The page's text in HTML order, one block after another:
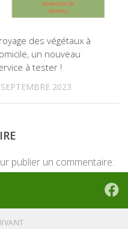
des végétaux à
un nouveau
à tester !
2023
publier un commentaire.